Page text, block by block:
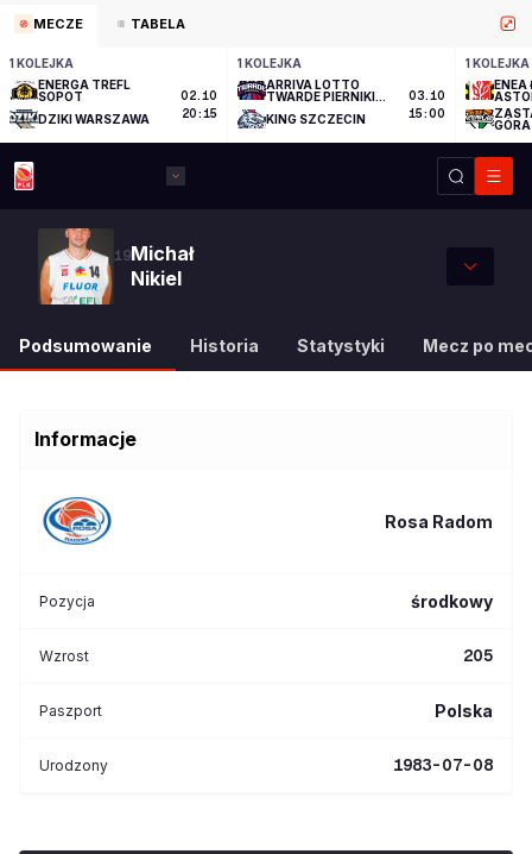
MECZE TABELA
1 KOLEJKA
ENERGA TREFL
SOPOT
DZIKI WARSZAWA
02.10
20:15
1 KOLEJKA
ARRIVA LOTTO
TWARDE PIERNIKI
KING SZCZECIN
03.10
15:00
1 KOLEJKA
ENEA
GÓRA
19Michał
Nikiel
Podsumowanie Historia Statystyki Mecz po
Informacje
Rosa Radom
Pozycja środkowy
Wzrost 205
Paszport Polska
Urodzony 1983-07-08